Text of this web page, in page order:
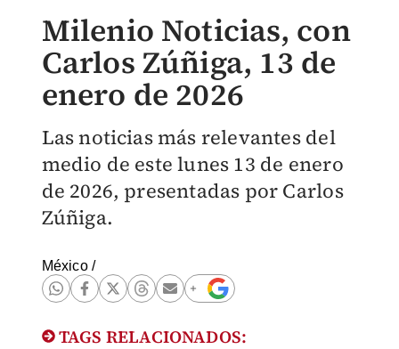
Milenio Noticias, con
Carlos Zúñiga, 13 de
enero de 2026
Las noticias más relevantes del
medio de este lunes 13 de enero
de 2026, presentadas por Carlos
Zúñiga.
México/
TAGS RELACIONADOS: